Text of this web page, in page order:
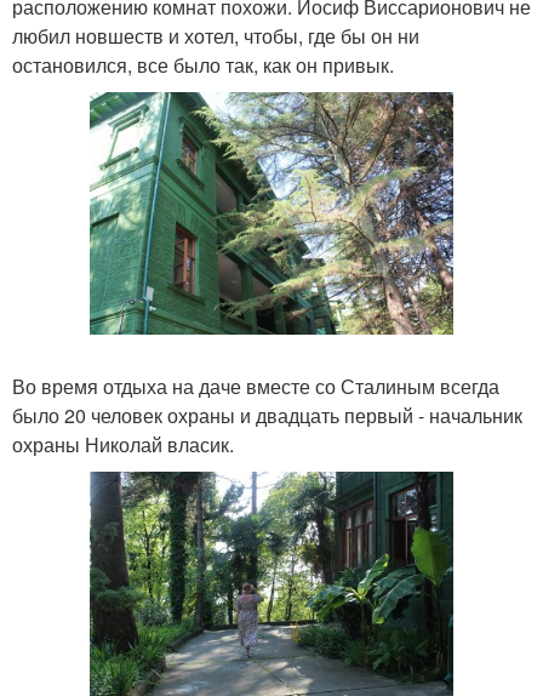
расположению комнат похожи. Иосиф Виссарионович не
любил новшеств и хотел, чтобы, где бы он ни
остановился, все было так, как он привык.
Во время отдыха на даче вместе со Сталиным всегда
было 20 человек охраны и двадцать первый - начальник
охраны Николай власик.